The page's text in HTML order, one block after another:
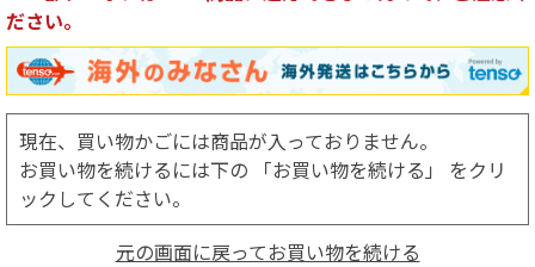
ださい。
現在、買い物かごには商品が入っておりません。
お買い物を続けるには下の 「お買い物を続ける」 をクリ
ックしてください。
元の画面に戻ってお買い物を続ける